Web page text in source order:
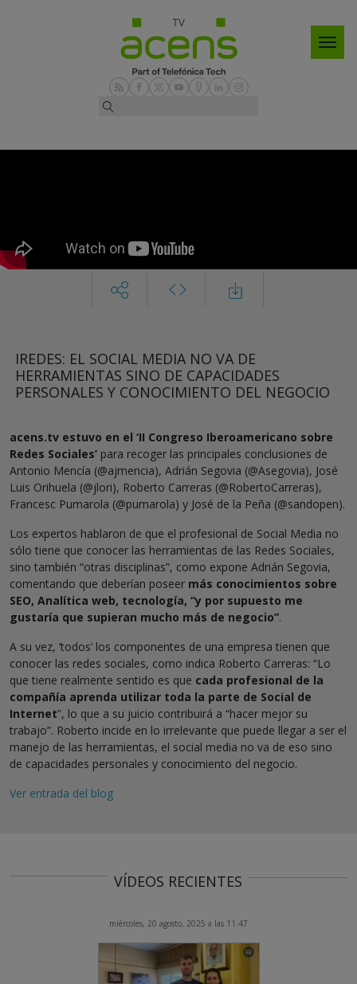
IREDES: EL SOCIAL MEDIA NO VA DE
HERRAMIENTAS SINO DE CAPACIDADES
PERSONALES Y CONOCIMIENTO DEL NEGOCIO
acens.tv estuvo en el ‘II Congreso Iberoamericano sobre
Redes Sociales’ para recoger las principales conclusiones de
Antonio Mencía (@ajmencia), Adrián Segovia (@Asegovia), José
Luis Orihuela (@jlori), Roberto Carreras (@RobertoCarreras),
Francesc Pumarola (@pumarola) y José de la Peña (@sandopen).
Los expertos hablaron de que el profesional de Social Media no
sólo tiene que conocer las herramientas de las Redes Sociales,
sino también “otras disciplinas”, como expone Adrián Segovia,
comentando que deberían poseer más conocimientos sobre
SEO, Analítica web, tecnología, “y por supuesto me
gustaría que supieran mucho más de negocio”.
A su vez, ‘todos’ los componentes de una empresa tienen que
conocer las redes sociales, como indica Roberto Carreras: “Lo
que tiene realmente sentido es que cada profesional de la
compañía aprenda utilizar toda la parte de Social de
Internet”, lo que a su juicio contribuirá a “hacer mejor su
trabajo”. Roberto incide en lo irrelevante que puede llegar a ser el
manejo de las herramientas, el social media no va de eso sino
de capacidades personales y conocimiento del negocio.
Ver entrada del blog
VÍDEOS RECIENTES
miércoles, 20 agosto, 2025 a las 11:47